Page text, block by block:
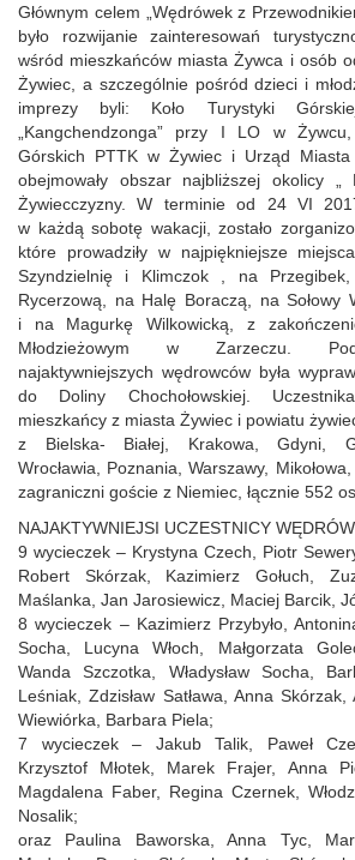
Głównym celem „Wędrówek z
było rozwijanie zainteresowań
wśród mieszkańców miasta Żywca i osób
Żywiec, a szczególnie pośród dzieci i
imprezy byli: Koło Turystyki
„Kangchendzonga” przy I LO w
Górskich PTTK w Żywiec i Urząd
obejmowały obszar najbliższej okolicy „
Żywiecczyzny. W terminie od 24 VI
w każdą sobotę wakacji, zostało
które prowadziły w najpiękniejsze
Szyndzielnię i Klimczok , na
Rycerzową, na Halę Boraczą, na Sołowy
i na Magurkę Wilkowicką, z
Młodzieżowym w Zarzeczu.
najaktywniejszych wędrowców była
do Doliny Chochołowskiej.
mieszkańcy z miasta Żywiec i powiatu
z Bielska- Białej, Krakowa, Gdyni,
Wrocławia, Poznania, Warszawy,
zagraniczni goście z Niemiec, łącznie 552
NAJAKTYWNIEJSI UCZESTNICY
9 wycieczek – Krystyna Czech, Piotr
Robert Skórzak, Kazimierz Gołuch,
Maślanka, Jan Jarosiewicz, Maciej Barcik,
8 wycieczek – Kazimierz Przybyło,
Socha, Lucyna Włoch, Małgorzata
Wanda Szczotka, Władysław Socha,
Leśniak, Zdzisław Satława, Anna
Wiewiórka, Barbara Piela;
7 wycieczek – Jakub Talik, Paweł
Krzysztof Młotek, Marek Frajer, Anna
Magdalena Faber, Regina Czernek,
Nosalik;
oraz Paulina Baworska, Anna Tyc,